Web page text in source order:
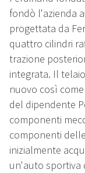
fondò l'azienda
progettata da
quattro cilindri
trazione
integrata. Il
nuovo così
del dipendente
componenti
componenti
inizialmente
un'auto sportiva